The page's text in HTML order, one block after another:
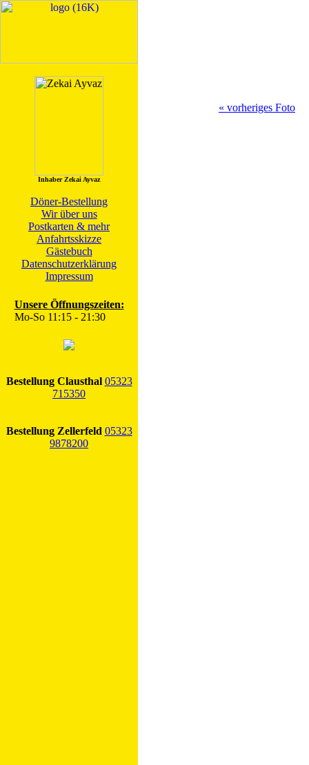
Inhaber Zekai Ayvaz
Döner-Bestellung
Wir über uns
Postkarten & mehr
Anfahrtsskizze
Gästebuch
Datenschutzerklärung
Impressum
Unsere Öffnungszeiten:
Mo-So 11:15 - 21:30
Bestellung Clausthal 05323
715350
Bestellung Zellerfeld 05323
9878200
« vorheriges Foto